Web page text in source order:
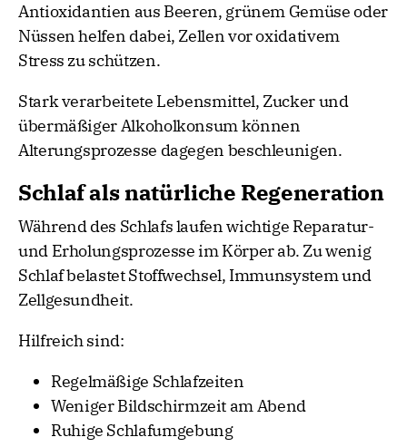
Antioxidantien aus Beeren, grünem Gemüse oder
Nüssen helfen dabei, Zellen vor oxidativem
Stress zu schützen.
Stark verarbeitete Lebensmittel, Zucker und
übermäßiger Alkoholkonsum können
Alterungsprozesse dagegen beschleunigen.
Schlaf als natürliche Regeneration
Während des Schlafs laufen wichtige Reparatur-
und Erholungsprozesse im Körper ab. Zu wenig
Schlaf belastet Stoffwechsel, Immunsystem und
Zellgesundheit.
Hilfreich sind:
Regelmäßige Schlafzeiten
Weniger Bildschirmzeit am Abend
Ruhige Schlafumgebung